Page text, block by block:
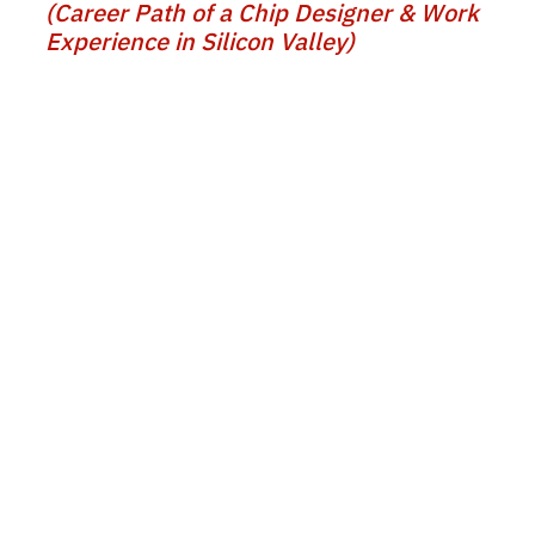
(Career Path of a Chip Designer & Work
Experience in Silicon Valley)